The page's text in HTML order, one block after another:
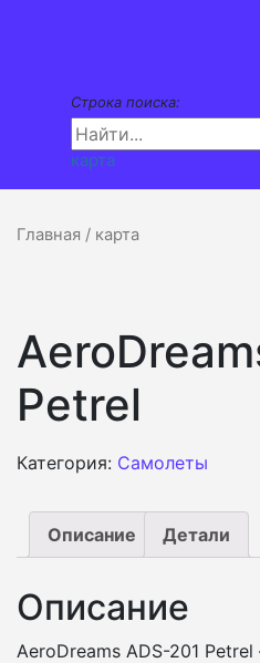
Строка поиска:
карта
Главная / карта
Petrel
Категория: Самолеты
Описание Детали
Описание
AeroDreams ADS-201